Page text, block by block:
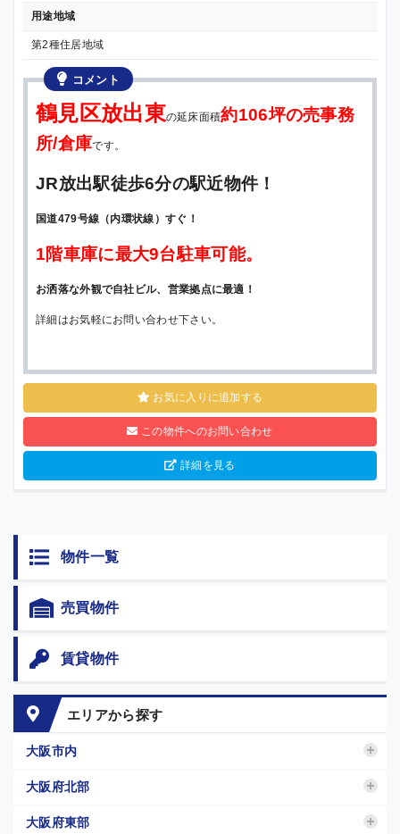
用途地域
第2種住居地域
コメント
鶴見区放出東の延床面積約106坪の売事務
所/倉庫です。
JR放出駅徒歩6分の駅近物件！
国道479号線（内環状線）すぐ！
1階車庫に最大9台駐車可能。
お洒落な外観で自社ビル、営業拠点に最適！
詳細はお気軽にお問い合わせ下さい。
お気に入りに追加する
この物件へのお問い合わせ
詳細を見る
物件一覧
売買物件
賃貸物件
エリアから探す
大阪市内
大阪府北部
大阪府東部